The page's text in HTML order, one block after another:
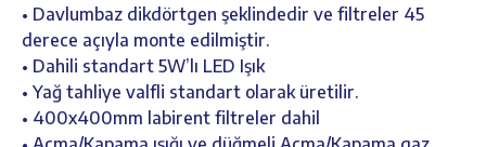
• Davlumbaz dikdörtgen şeklindedir ve filtreler 45
derece açıyla monte edilmiştir.
• Dahili standart 5W’lı LED Işık
• Yağ tahliye valfli standart olarak üretilir.
• 400x400mm labirent filtreler dahil